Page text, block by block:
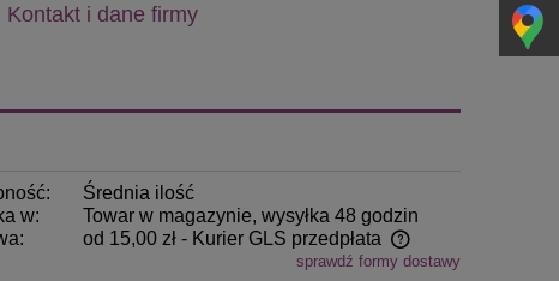
Kontakt i dane firmy
Średnia ilość
w:
Towar w magazynie, wysyłka 48 godzin
od 15,00 zł - Kurier GLS przedpłata
sprawdź formy dostawy